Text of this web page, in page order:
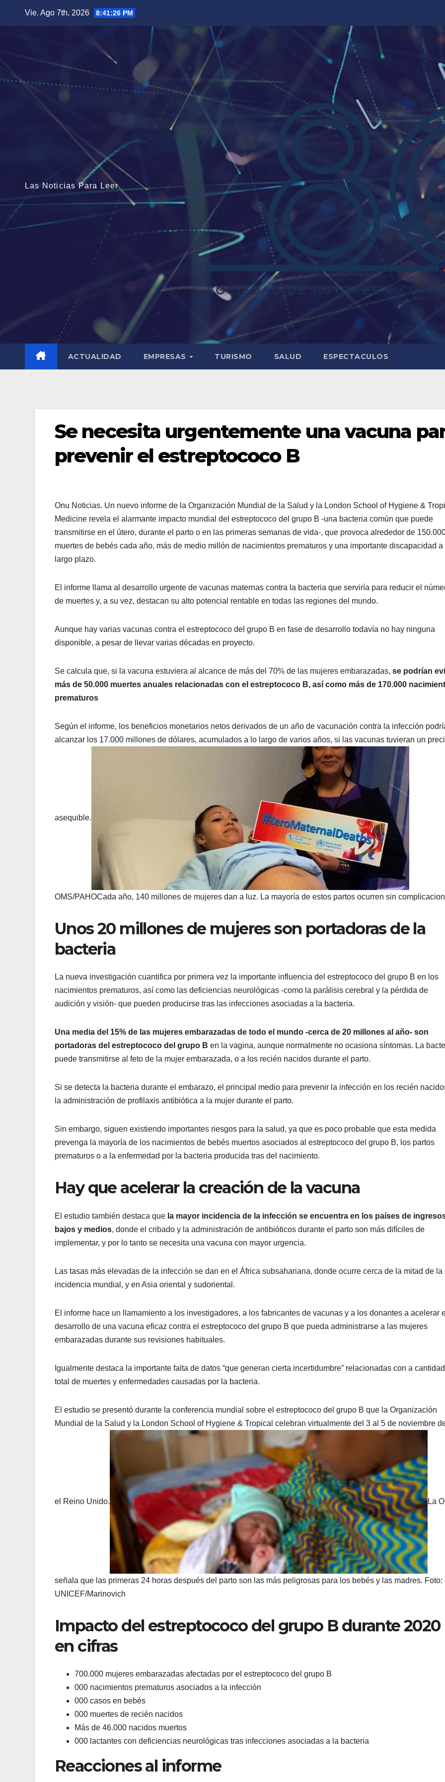
Vie. Ago 7th, 2026 8:41:28 PM
Las Noticias Para Leer
ACTUALIDAD EMPRESAS TURISMO SALUD ESPECTACULOS
Se necesita urgentemente una vacuna
prevenir el estreptococo B
Onu Noticias. Un nuevo informe de la Organización Mundial de la Salud y la London School of Hygiene &
Medicine revela el alarmante impacto mundial del estreptococo del grupo B -una bacteria común que puede
transmitirse en el útero, durante el parto o en las primeras semanas de vida-, que provoca alrededor de
muertes de bebés cada año, más de medio millón de nacimientos prematuros y una importante discapacidad a
largo plazo.
El informe llama al desarrollo urgente de vacunas maternas contra la bacteria que serviría para reducir el
de muertes y, a su vez, destacan su alto potencial rentable en todas las regiones del mundo.
Aunque hay varias vacunas contra el estreptococo del grupo B en fase de desarrollo todavía no hay ninguna
disponible, a pesar de llevar varias décadas en proyecto.
Se calcula que, si la vacuna estuviera al alcance de más del 70% de las mujeres embarazadas, se podrían
más de 50.000 muertes anuales relacionadas con el estreptococo B, así como más de 170.000
prematuros
Según el informe, los beneficios monetarios netos derivados de un año de vacunación contra la infección
alcanzar los 17.000 millones de dólares, acumulados a lo largo de varios años, si las vacunas tuvieran un
asequible.
OMS/PAHOCada año, 140 millones de mujeres dan a luz. La mayoría de estos partos ocurren sin
Unos 20 millones de mujeres son portadoras de la
bacteria
La nueva investigación cuantifica por primera vez la importante influencia del estreptococo del grupo B en los
nacimientos prematuros, así como las deficiencias neurológicas -como la parálisis cerebral y la pérdida de
audición y visión- que pueden producirse tras las infecciones asociadas a la bacteria.
Una media del 15% de las mujeres embarazadas de todo el mundo -cerca de 20 millones al año- son
portadoras del estreptococo del grupo B en la vagina, aunque normalmente no ocasiona síntomas. La
puede transmitirse al feto de la mujer embarazada, o a los recién nacidos durante el parto.
Si se detecta la bacteria durante el embarazo, el principal medio para prevenir la infección en los recién
la administración de profilaxis antibiótica a la mujer durante el parto.
Sin embargo, siguen existiendo importantes riesgos para la salud, ya que es poco probable que esta medida
prevenga la mayoría de los nacimientos de bebés muertos asociados al estreptococo del grupo B, los partos
prematuros o a la enfermedad por la bacteria producida tras del nacimiento.
Hay que acelerar la creación de la vacuna
El estudio también destaca que la mayor incidencia de la infección se encuentra en los países de
bajos y medios, donde el cribado y la administración de antibióticos durante el parto son más difíciles de
implementar, y por lo tanto se necesita una vacuna con mayor urgencia.
Las tasas más elevadas de la infección se dan en el África subsahariana, donde ocurre cerca de la mitad de la
incidencia mundial, y en Asia oriental y sudoriental.
El informe hace un llamamiento a los investigadores, a los fabricantes de vacunas y a los donantes a acelerar
desarrollo de una vacuna eficaz contra el estreptococo del grupo B que pueda administrarse a las mujeres
embarazadas durante sus revisiones habituales.
Igualmente destaca la importante falta de datos “que generan cierta incertidumbre” relacionadas con a cantidad
total de muertes y enfermedades causadas por la bacteria.
El estudio se presentó durante la conferencia mundial sobre el estreptococo del grupo B que la Organización
Mundial de la Salud y la London School of Hygiene & Tropical celebran virtualmente del 3 al 5 de noviembre
el Reino Unido. La
señala que las primeras 24 horas después del parto son las más peligrosas para los bebés y las madres. Foto:
UNICEF/Marinovich
Impacto del estreptococo del grupo B durante 2020
en cifras
700.000 mujeres embarazadas afectadas por el estreptococo del grupo B
000 nacimientos prematuros asociados a la infección
000 casos en bebés
000 muertes de recién nacidos
Más de 46.000 nacidos muertos
000 lactantes con deficiencias neurológicas tras infecciones asociadas a la bacteria
Reacciones al informe